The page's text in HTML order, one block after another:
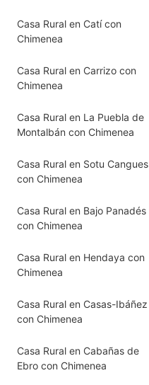
Casa Rural en Catí con
Chimenea
Casa Rural en Carrizo con
Chimenea
Casa Rural en La Puebla de
Montalbán con Chimenea
Casa Rural en Sotu Cangues
con Chimenea
Casa Rural en Bajo Panadés
con Chimenea
Casa Rural en Hendaya con
Chimenea
Casa Rural en Casas-Ibáñez
con Chimenea
Casa Rural en Cabañas de
Ebro con Chimenea